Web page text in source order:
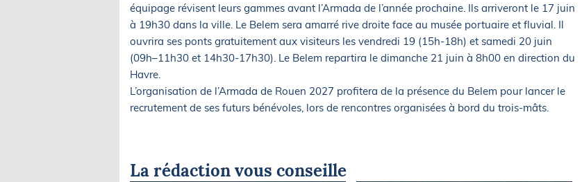
équipage révisent leurs gammes avant l’Armada de l’année prochaine. Ils arriveront le 17 juin
à 19h30 dans la ville. Le Belem sera amarré rive droite face au musée portuaire et fluvial. Il
ouvrira ses ponts gratuitement aux visiteurs les vendredi 19 (15h-18h) et samedi 20 juin
(09h–11h30 et 14h30-17h30). Le Belem repartira le dimanche 21 juin à 8h00 en direction du
Havre.
L’organisation de l’Armada de Rouen 2027 profitera de la présence du Belem pour lancer le
recrutement de ses futurs bénévoles, lors de rencontres organisées à bord du trois-mâts.
La rédaction vous conseille